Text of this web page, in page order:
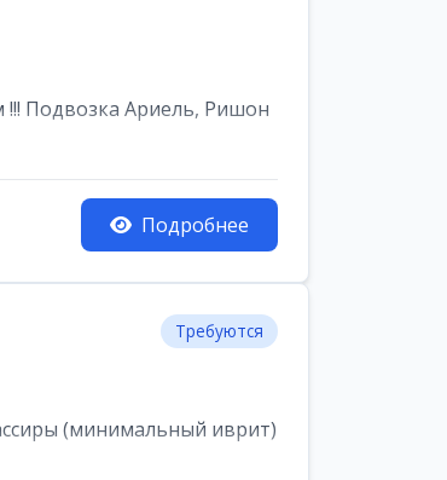
!!! Подвозка Ариель, Ришон
Подробнее
Требуются
(минимальный иврит)